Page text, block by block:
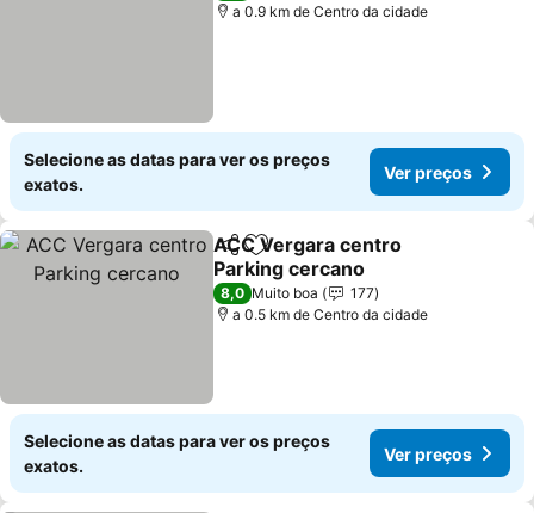
a 0.9 km de Centro da cidade
Selecione as datas para ver os preços
exatos.
Ver preços
PartilharAdicionar aos favoritos
ACC Vergara centro
Parking cercano
8,0 Muito boa
177
a 0.5 km de Centro da cidade
Selecione as datas para ver os preços
exatos.
Ver preços